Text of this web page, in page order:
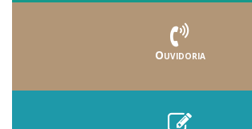
Ouvidoria